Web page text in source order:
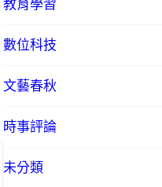
教育學習
數位科技
文藝春秋
時事評論
未分類